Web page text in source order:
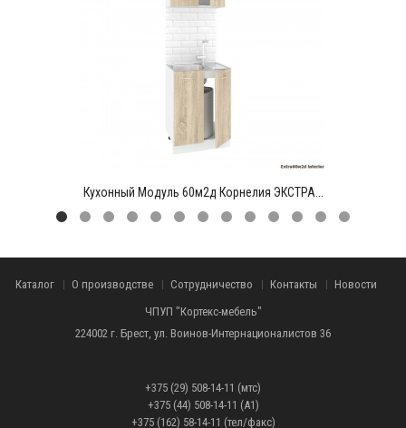
Кухонный Модуль 60м2д Корнелия ЭКСТРА...
Каталог О производстве Сотрудничество Контакты
Новости
ЧПУП "Кортекс-мебель"
224002 г. Брест, ул. Воинов-Интернационалистов 36
+375 (29) 508-14-11 (мтс)
+375 (44) 508-14-11 (А1)
+375 (162) 58-14-11 (тел/факс)